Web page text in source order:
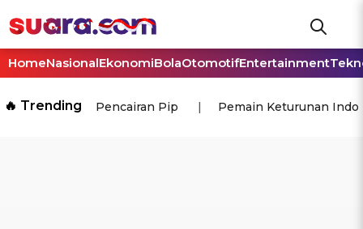
HomeNasionalEkonomiBolaOtomotifEntertainment
🔥 Trending Pencairan Pip Pemain Keturunan